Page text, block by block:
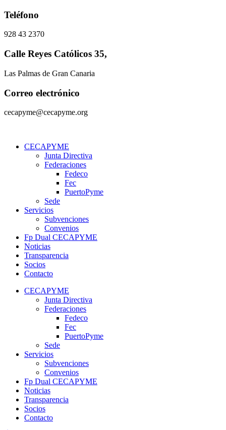
Ir
contenido
Teléfono
928 43 2370
Calle Reyes Católicos 35,
Las Palmas de Gran Canaria
Correo electrónico
cecapyme@cecapyme.org
CECAPYME
Junta Directiva
Federaciones
Fedeco
Fec
PuertoPyme
Sede
Servicios
Subvenciones
Convenios
Fp Dual CECAPYME
Noticias
Transparencia
Socios
Contacto
CECAPYME
Junta Directiva
Federaciones
Fedeco
Fec
PuertoPyme
Sede
Servicios
Subvenciones
Convenios
Fp Dual CECAPYME
Noticias
Transparencia
Socios
Contacto